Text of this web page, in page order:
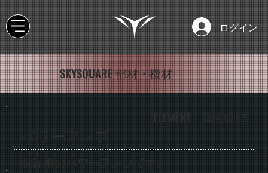
ログイン
SKYSQUARE 部材・機材
ELEMENT - 属性収録
パワーアンプ
収録用のパワーアンプです。